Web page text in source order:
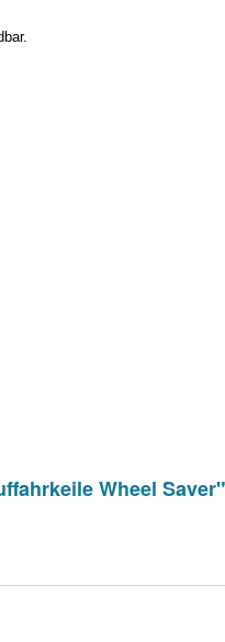
Wheel Saver"